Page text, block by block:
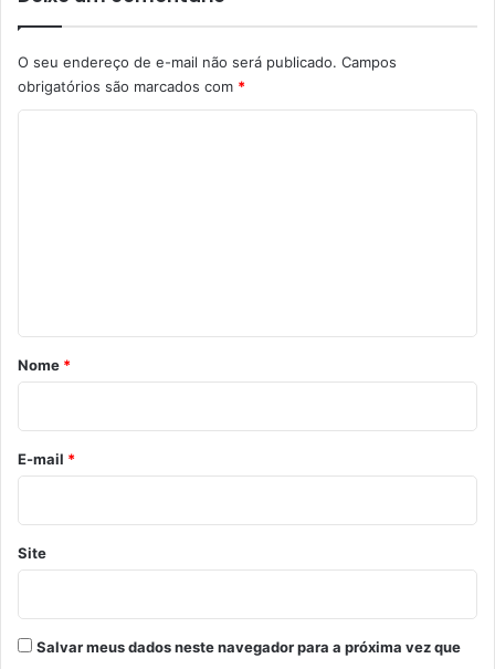
O seu endereço de e-mail não será publicado. Campos
obrigatórios são marcados com *
r
o
*
Nome *
E-mail *
Site
Salvar meus dados neste navegador para a próxima vez que